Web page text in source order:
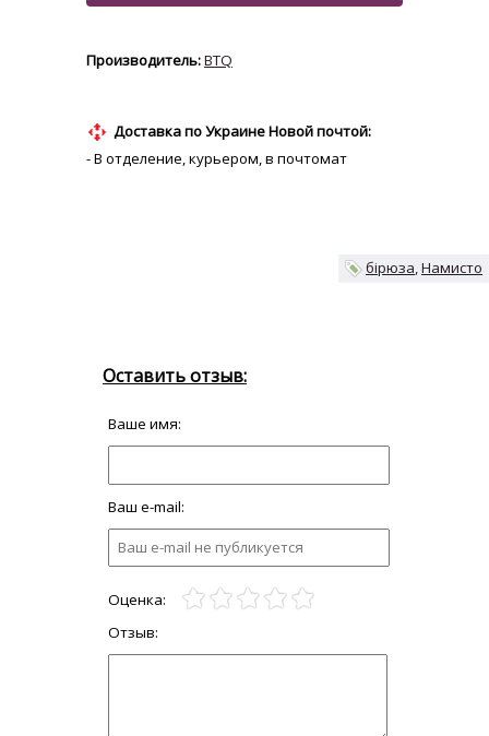
BTQ
Доставка по Украине Новой почтой:
- В отделение, курьером, в почтомат
бірюза Намисто